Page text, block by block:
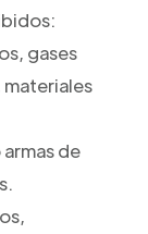
gases
de